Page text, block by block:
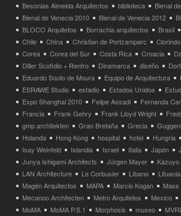
Besonias Almeida Arquitectos
biblioteca
Bienal
Bienal de Venecia 2010
Bienal de Venecia 2012
BLOCO Arquitetos
Borrachia arquitectos Brasil
Chile
China Christian de Portzamparc
Corea
Corea del Sur Costa Rica Croacia
Diller Scofidio + Renfro
Dinamarca diseño
Eduardo Souto de Moura
Equipo de Arquitectura
ESRAWE Studio
estadio Estados Unidos
Expo Shanghai 2010
Felipe Assadi Fernanda
Francia
Frank Gehry Frank Lloyd Wright
gmp architekten
Gran Bretaña Grecia
Holanda
Hong Kong hospital hotel Hungria
Isay Weinfeld
Islandia Israel Italia Japón
Junya Ishigami Architects
Jürgen Mayer Kazuyo
LAN Architecture
Le Corbusier Líbano Lituania
Magén Arquitectos
MAPA Marcio Kogan Mass
Mecanoo Architecten
Metro Arquitetos Mexico
MoMA
MoMA P.S.1 Morphosis museo